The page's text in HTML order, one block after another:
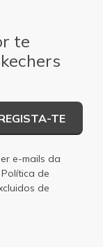
te
TE
e-mails da
Política de
de